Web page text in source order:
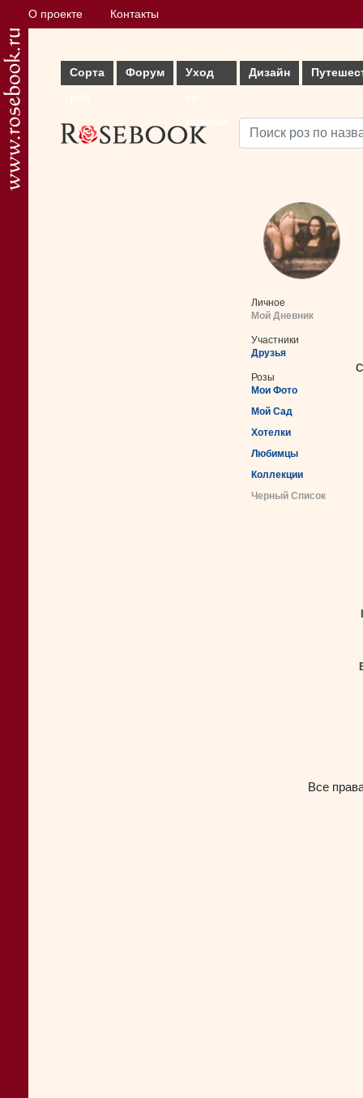
О проекте Контакты
Сорта
Форум
Уход
Дизайн
Личное
Мой Дневник
Участники
Друзья
Розы
Мои Фото
Мой Сад
Хотелки
Любимцы
Коллекции
Черный Список
Все